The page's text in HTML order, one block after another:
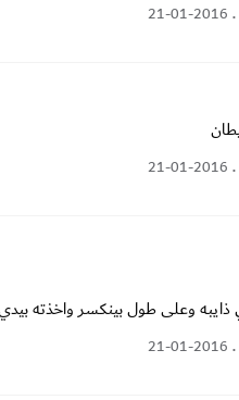
.
21-01-2016
.
21-01-2016
وعلى طول بينكسر واخذته
.
21-01-2016